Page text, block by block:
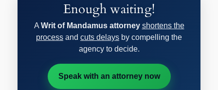
Enough waiting!
AWrit of Mandamus attorney shortens the
process and cuts delays by compelling the
agency to decide.
Speak with an attorney now